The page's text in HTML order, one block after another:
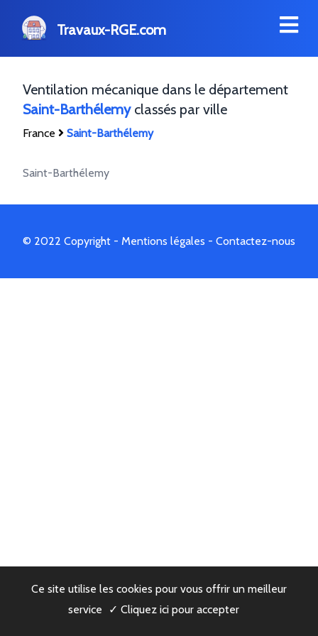
Travaux-RGE.com
Ventilation mécanique dans le département
Saint-Barthélemyclassés par ville
France Saint-Barthélemy
Saint-Barthélemy
© 2022 Copyright - Mentions légales - Contactez-nous
Ce site utilise les cookies pour vous offrir un meilleur
service
✓ Cliquez ici pour accepter